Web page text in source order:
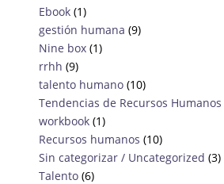
Ebook (1)
gestión humana (9)
Nine box (1)
rrhh (9)
talento humano (10)
Tendencias de Recursos Humanos
workbook (1)
Recursos humanos (10)
Sin categorizar / Uncategorized (3)
Talento (6)